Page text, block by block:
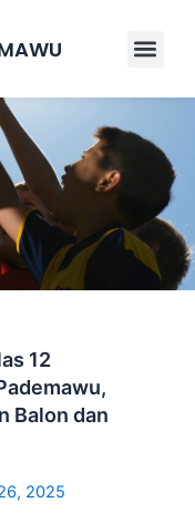
12
Balon dan
2025